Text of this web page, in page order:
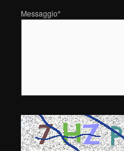
Messaggio*